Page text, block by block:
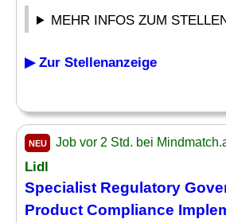
MEHR INFOS ZUM
▶ Zur Stellenanzeige
NEU Job vor 2 Std. bei
Lidl
Specialist Regulatory
Product Compliance